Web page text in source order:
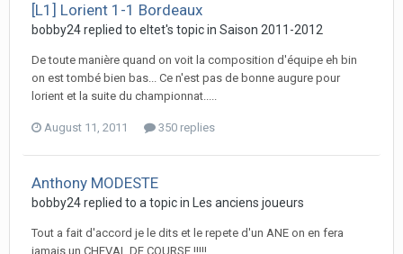
[L1] Lorient 1-1 Bordeaux
bobby24 replied to eltet's topic in Saison 2011-2012
De toute manière quand on voit la composition d'équipe eh bin
on est tombé bien bas... Ce n'est pas de bonne augure pour
lorient et la suite du championnat.....
August 11, 2011 350 replies
Anthony MODESTE
bobby24 replied to a topic in Les anciens joueurs
Tout a fait d'accord je le dits et le repete d'un ANE on en fera
jamais un CHEVAL DE COURSE !!!!!